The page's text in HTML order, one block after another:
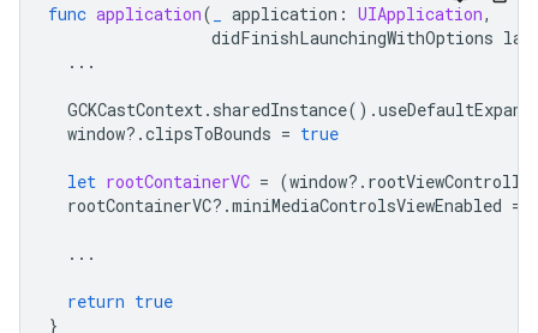
func application( application : UIApplication,
didFinishLaunchingWithOptions
...
GCKCastContext. sharedInstance().
window?.clipsToBounds = true
let rootContainerVC = (window?.
rootContainerVC?.miniMediaControlsViewEnabled =
...
return true
}